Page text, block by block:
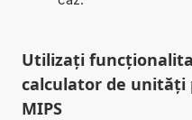
Utilizați
calculator de unități
MIPS